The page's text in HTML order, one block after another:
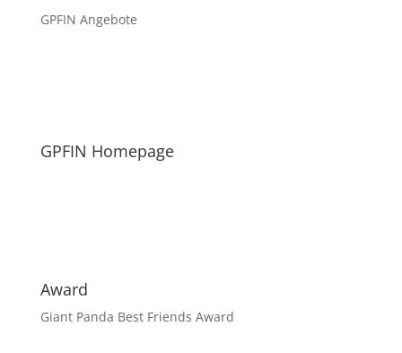
GPFIN Angebote
GPFIN Homepage
Award
Giant Panda Best Friends Award